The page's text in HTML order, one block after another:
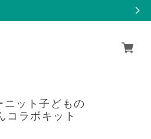
ット子どもの
ラボキット